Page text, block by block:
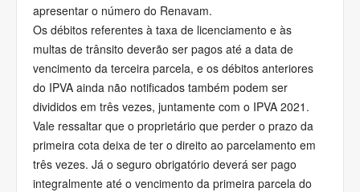
apresentar o número do Renavam.
Os débitos referentes à taxa de licenciamento e às
multas de trânsito deverão ser pagos até a data de
vencimento da terceira parcela, e os débitos anteriores
do IPVA ainda não notificados também podem ser
divididos em três vezes, juntamente com o IPVA 2021.
Vale ressaltar que o proprietário que perder o prazo da
primeira cota deixa de ter o direito ao parcelamento em
três vezes. Já o seguro obrigatório deverá ser pago
integralmente até o vencimento da primeira parcela do